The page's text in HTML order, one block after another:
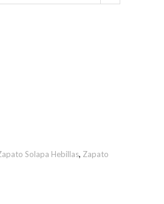
Solapa Hebillas, Zapato